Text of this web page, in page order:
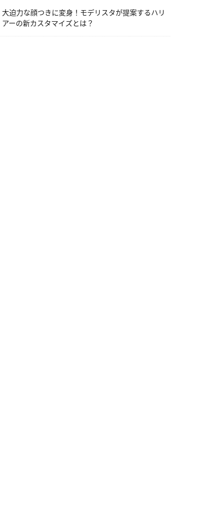
大迫力な顔つきに変身！モデリスタが提案するハリ
アーの新カスタマイズとは？